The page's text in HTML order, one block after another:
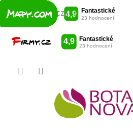
CZK